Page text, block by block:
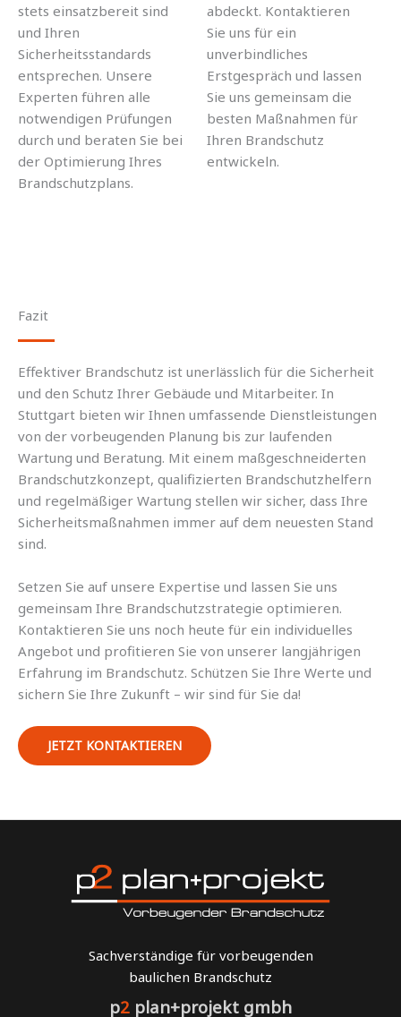
stets einsatzbereit sind
und Ihren
Sicherheitsstandards
entsprechen. Unsere
Experten führen alle
notwendigen Prüfungen
durch und beraten Sie bei
der Optimierung Ihres
Brandschutzplans.
abdeckt. Kontaktieren
Sie uns für ein
unverbindliches
Erstgespräch und lassen
Sie uns gemeinsam die
besten Maßnahmen für
Ihren Brandschutz
entwickeln.
Fazit
Effektiver Brandschutz ist unerlässlich für die Sicherheit
und den Schutz Ihrer Gebäude und Mitarbeiter. In
Stuttgart bieten wir Ihnen umfassende Dienstleistungen
von der vorbeugenden Planung bis zur laufenden
Wartung und Beratung. Mit einem maßgeschneiderten
Brandschutzkonzept, qualifizierten Brandschutzhelfern
und regelmäßiger Wartung stellen wir sicher, dass Ihre
Sicherheitsmaßnahmen immer auf dem neuesten Stand
sind.
Setzen Sie auf unsere Expertise und lassen Sie uns
gemeinsam Ihre Brandschutzstrategie optimieren.
Kontaktieren Sie uns noch heute für ein individuelles
Angebot und profitieren Sie von unserer langjährigen
Erfahrung im Brandschutz. Schützen Sie Ihre Werte und
sichern Sie Ihre Zukunft – wir sind für Sie da!
JETZT KONTAKTIEREN
Sachverständige für vorbeugenden
baulichen Brandschutz
p2 plan+projekt gmbh